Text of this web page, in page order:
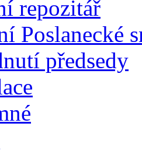
repozitář
Poslanecké
předsedy